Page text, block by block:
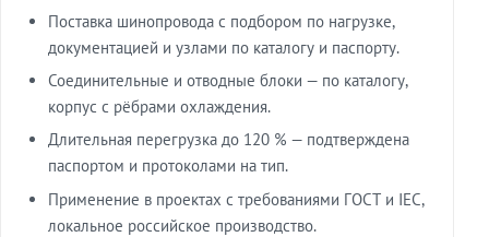
Поставка шинопровода с подбором по нагрузке,
документацией и узлами по каталогу и паспорту.
Соединительные и отводные блоки — по каталогу,
корпус с рёбрами охлаждения.
Длительная перегрузка до 120 % — подтверждена
паспортом и протоколами на тип.
Применение в проектах с требованиями ГОСТ и IEC,
локальное российское производство.